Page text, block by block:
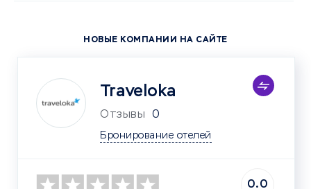
НОВЫЕ КОМПАНИИ НА САЙТЕ
Traveloka
Отзывы 0
Бронирование отелей
0.0